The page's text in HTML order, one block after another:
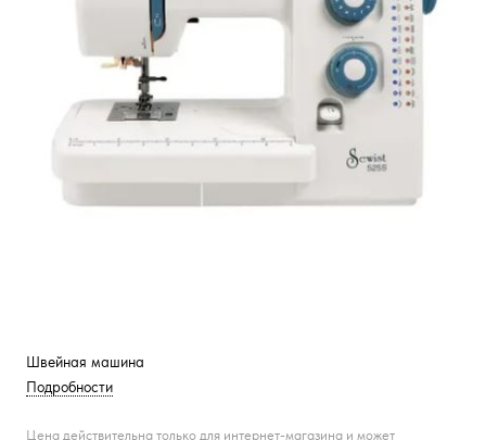
Швейная машина
Подробности
Цена действительна только для интернет-магазина и может